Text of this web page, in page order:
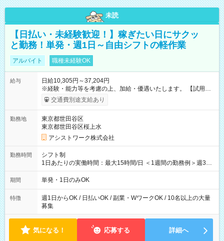
未読
【日払い・未経験歓迎！】稼ぎたい日にサクッ
と勤務！単発・週1日～自由シフトの軽作業
アルバイト 職種未経験OK
給与
日給10,305円～37,204円
※経験・能力等を考慮の上、加給・優遇いたします。 【試用期
間】試用期間なし
交通費別途支給あり
勤務地
東京都世田谷区
東京都世田谷区桜上水
アシストワーク株式会社
勤務時間
シフト制
1日あたりの実働時間：最大15時間/日 ＜1週間の勤務例＞週3回
勤務 勤務：月・水・金 休み：火・木・土・日 好きな時にお仕事
可能です！ ※1日あたりの最大実働時間は日勤、夜勤共に勤務し
期間 単発・1日のみOK
特徴
週1日からOK / 日払いOK / 副業・WワークOK / 10名以上の大量
募集
気になる！ 応募する 詳細へ